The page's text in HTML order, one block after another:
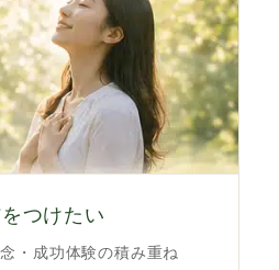
つけたい
・成功体験の積み重ね